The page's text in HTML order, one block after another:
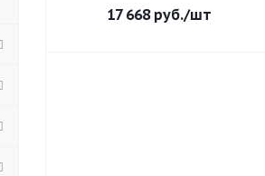
17 668руб./шт